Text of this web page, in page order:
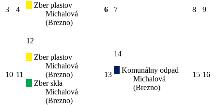
3 4
Zber plastov
Michalová
(Brezno)
6 7 8 9
10 11
12
Zber plastov
Michalová
(Brezno)
Zber skla
Michalová
(Brezno)
13
14
Komunálny odpad
Michalová
(Brezno)
15 16